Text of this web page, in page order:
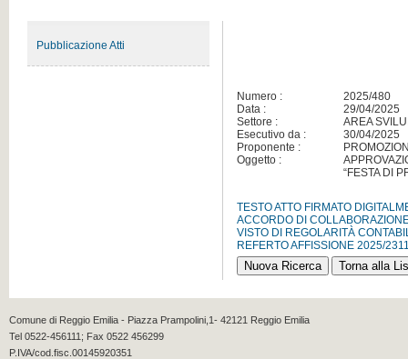
Numero :
2025/480
Data :
29/04/2025
Settore :
AREA
Esecutivo da :
30/04/2025
Proponente :
Oggetto :
“FESTA DI
TESTO ATTO FIRMATO
ACCORDO DI
VISTO DI REGOLARITÀ
REFERTO AFFISSIONE 2025/
Pubblicazione Atti
Comune di Reggio Emilia - Piazza Prampolini,1- 42121 Reggio Emilia
Tel 0522-456111; Fax 0522 456299
P.IVA/cod.fisc.00145920351